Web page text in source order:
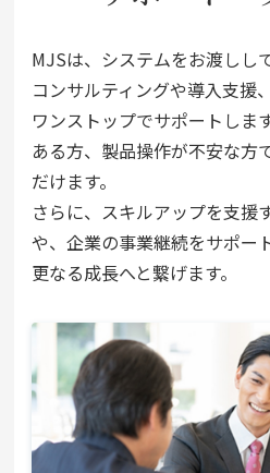
MJSは、システムをお渡しし
コンサルティングや導入支援
ワンストップでサポートしま
ある方、製品操作が不安な方
だけます。
さらに、スキルアップを支援
や、企業の事業継続をサポー
更なる成長へと繋げます。